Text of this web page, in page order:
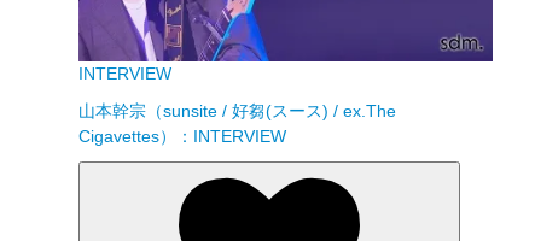
INTERVIEW
山本幹宗（sunsite / 好芻(スース) / ex.The
Cigavettes）：INTERVIEW